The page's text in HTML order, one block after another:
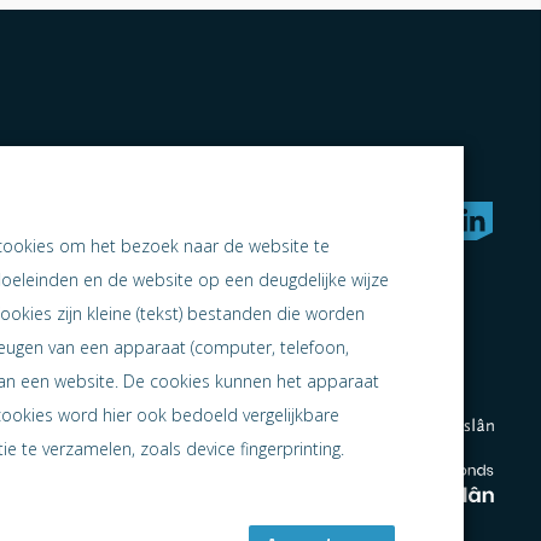
naar samen ondernemen
om het bezoek naar de website te
en de website op een deugdelijke wijze
zijn kleine (tekst) bestanden die worden
van een apparaat (computer, telefoon,
een website. De cookies kunnen het apparaat
word hier ook bedoeld vergelijkbare
te verzamelen, zoals device fingerprinting.